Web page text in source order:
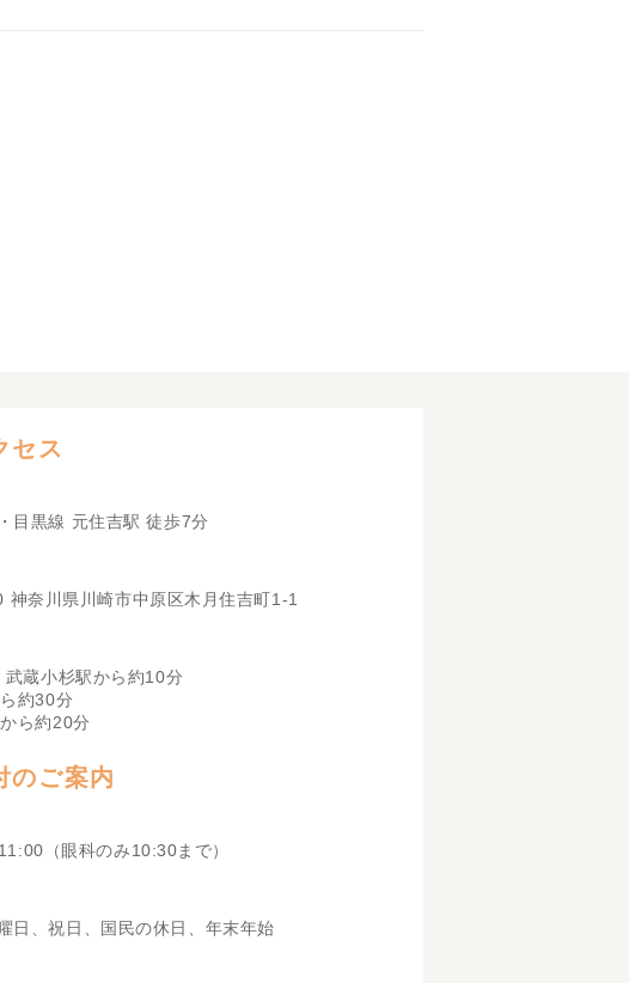
セス
目黒線 元住吉駅 徒歩7分
神奈川県川崎市中原区木月住吉町1-1
武蔵小杉駅から約10分
約30分
ら約20分
のご案内
（眼科のみ10:30まで）
日、祝日、国民の休日、年末年始